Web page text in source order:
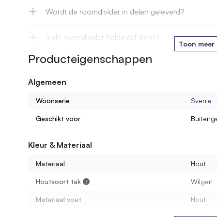
Wordt de roomdivider in delen geleverd?
Is de roomdivider helemaal dicht?
Wat is de ruimte tussen twee stammen?
Kan ik een roomdivider bestellen op maat
In welke houtsoorten zijn de dividers beschikbaar?
Hoe hoog moet een roomdivider zijn?
Toon meer
Producteigenschappen
Algemeen
Woonserie Sverre
Geschikt voor
Kleur & Materiaal
Materiaal Hout
Houtsoort tak Wilgen
Materiaal voet Hout